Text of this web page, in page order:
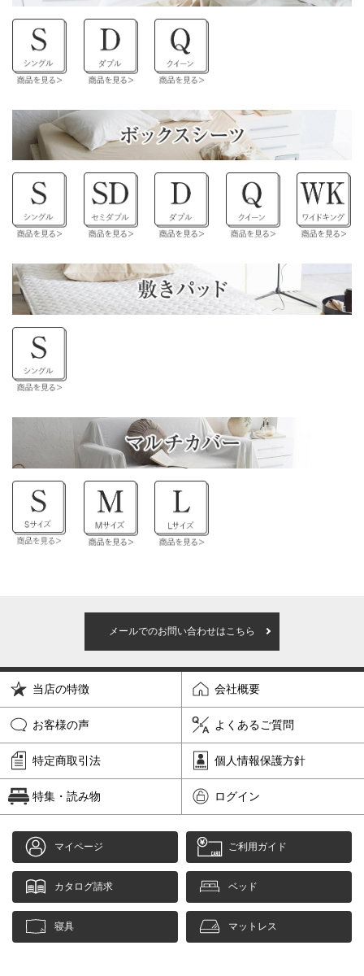
メールでのお問い合わせはこちら
当店の特徴 会社概要
お客様の声 よくあるご質問
特定商取引法 個人情報保護方針
特集・読み物 ログイン
マイページ ご利用ガイド
カタログ請求 ベッド
寝具 マットレス